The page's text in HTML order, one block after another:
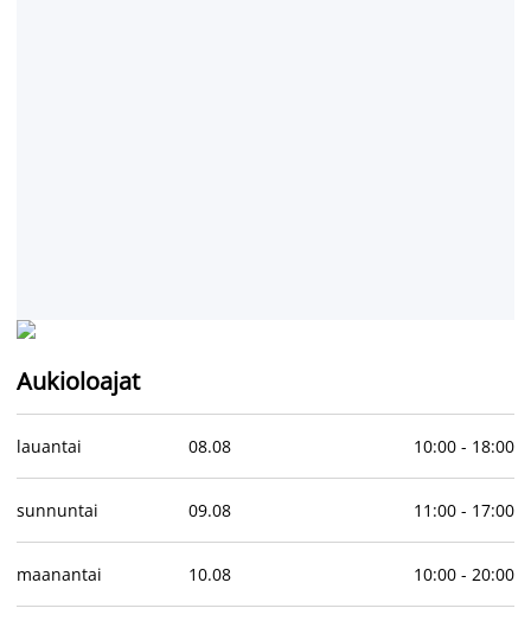
Aukioloajat
lauantai 08.08 10:00- 18:00
sunnuntai 09.08 11:00- 17:00
maanantai 10.08 10:00- 20:00